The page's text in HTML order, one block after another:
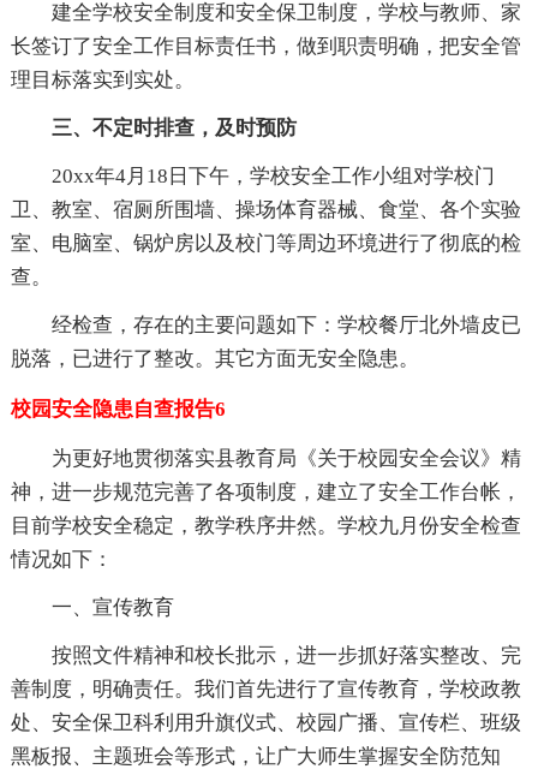
建全学校安全制度和安全保卫制度，学校与教师、家
长签订了安全工作目标责任书，做到职责明确，把安全管
理目标落实到实处。
三、不定时排查，及时预防
20xx年4月18日下午，学校安全工作小组对学校门
卫、教室、宿厕所围墙、操场体育器械、食堂、各个实验
室、电脑室、锅炉房以及校门等周边环境进行了彻底的检
查。
经检查，存在的主要问题如下：学校餐厅北外墙皮已
脱落，已进行了整改。其它方面无安全隐患。
校园安全隐患自查报告6
为更好地贯彻落实县教育局《关于校园安全会议》精
神，进一步规范完善了各项制度，建立了安全工作台帐，
目前学校安全稳定，教学秩序井然。学校九月份安全检查
情况如下：
一、宣传教育
按照文件精神和校长批示，进一步抓好落实整改、完
善制度，明确责任。我们首先进行了宣传教育，学校政教
处、安全保卫科利用升旗仪式、校园广播、宣传栏、班级
黑板报、主题班会等形式，让广大师生掌握安全防范知